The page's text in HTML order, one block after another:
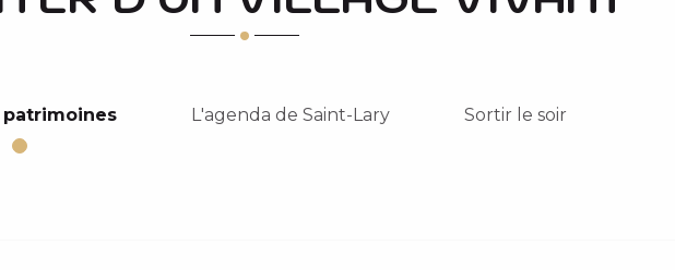
patrimoines L'agenda de Saint-Lary Sortir le soir